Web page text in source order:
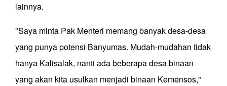
lainnya.
"Saya minta Pak Menteri memang banyak desa-desa
yang punya potensi Banyumas. Mudah-mudahan tidak
hanya Kalisalak, nanti ada beberapa desa binaan
yang akan kita usulkan menjadi binaan Kemensos,"